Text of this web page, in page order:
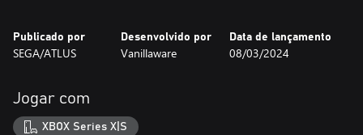
celestiais.
Publicado por
SEGA/ATLUS
Desenvolvido por
Vanillaware
Data de lançamento
08/03/2024
Jogar com
XBOX Series X|S